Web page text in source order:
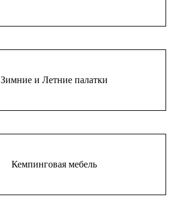
Зимние и Летние палатки
Кемпинговая мебель